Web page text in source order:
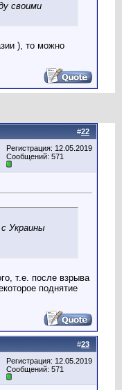
своими
), то можно
#22
Регистрация: 12.05.2019
Сообщений: 571
Украины
т.е. после взрыва
поднятие
#23
Регистрация: 12.05.2019
Сообщений: 571